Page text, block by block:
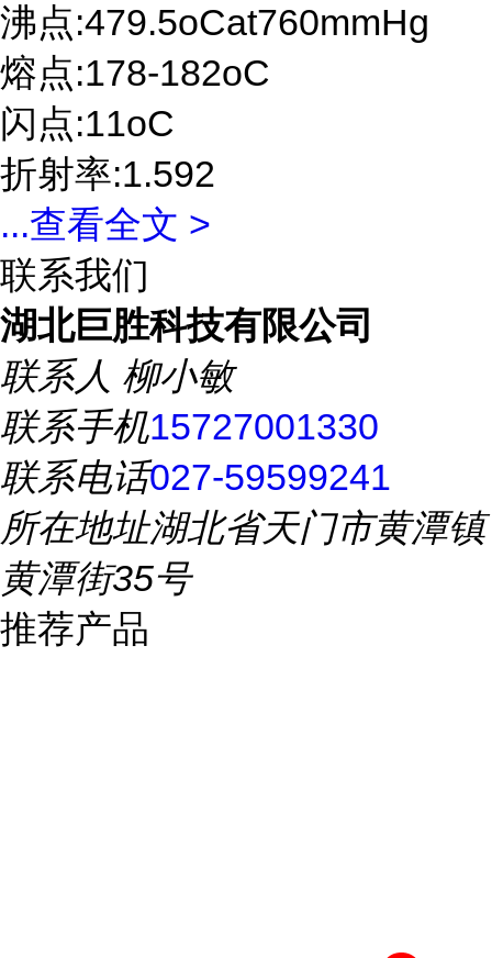
沸点:479.5oCat760mmHg
熔点:178-182oC
闪点:11oC
折射率:1.592
...查看全文 >
联系我们
湖北巨胜科技有限公司
联系人 柳小敏
联系手机15727001330
联系电话027-59599241
所在地址湖北省天门市黄潭镇
黄潭街35号
推荐产品